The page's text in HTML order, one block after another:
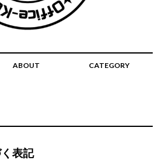
ABOUT CATEGORY
表記